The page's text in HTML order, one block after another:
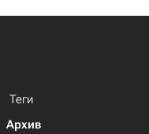
Теги
Архив